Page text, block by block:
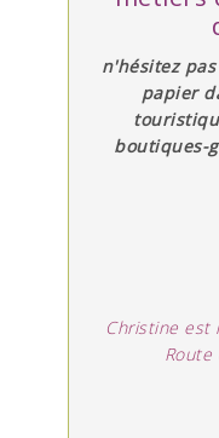
n'hésitez
papier
boutiques-
Christine est